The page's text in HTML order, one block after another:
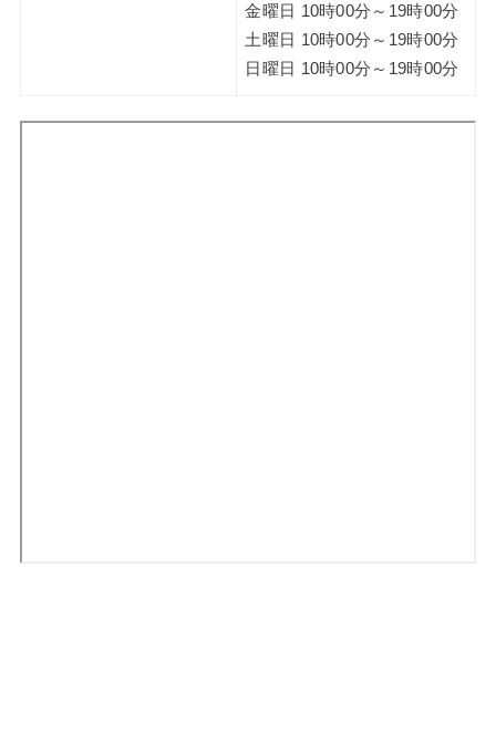
金曜日 10時00分～19時00分
土曜日 10時00分～19時00分
日曜日 10時00分～19時00分